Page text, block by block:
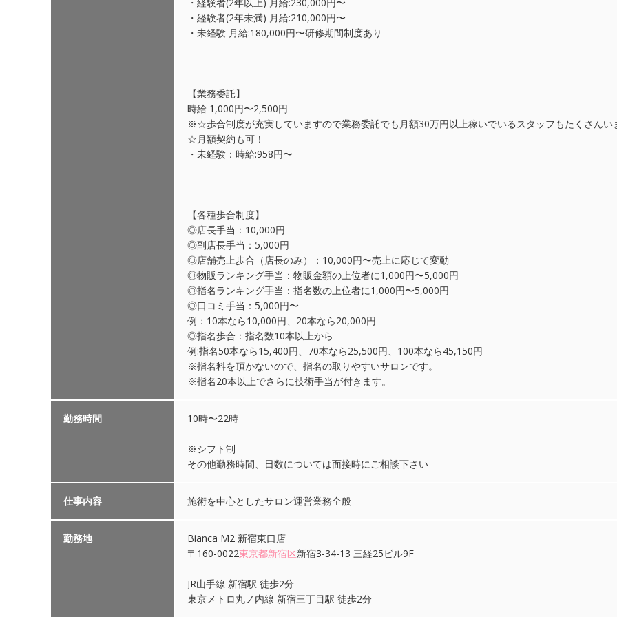
・経験者(2年未満) 月給:210,000円〜
・未経験 月給:180,000円〜研修期間制度あり
【業務委託】
時給 1,000円〜2,500円
※☆歩合制度が充実していますので業務委託でも月額30万円以上稼いでいるスタッフもたくさんい
☆月額契約も可！
・未経験：時給:958円〜
【各種歩合制度】
◎店長手当：10,000円
◎副店長手当：5,000円
◎店舗売上歩合（店長のみ）：10,000円〜売上に応じて変動
◎物販ランキング手当：物販金額の上位者に1,000円〜5,000円
◎指名ランキング手当：指名数の上位者に1,000円〜5,000円
◎口コミ手当：5,000円〜
例：10本なら10,000円、20本なら20,000円
◎指名歩合：指名数10本以上から
例:指名50本なら15,400円、70本なら25,500円、100本なら45,150円
※指名料を頂かないので、指名の取りやすいサロンです。
※指名20本以上でさらに技術手当が付きます。
勤務時間 10時〜22時
※シフト制
その他勤務時間、日数については面接時にご相談下さい
仕事内容 施術を中心としたサロン運営業務全般
勤務地
Bianca M2 新宿東口店
〒160-0022東京都新宿区新宿3-34-13 三経25ビル9F
JR山手線 新宿駅 徒歩2分
東京メトロ丸ノ内線 新宿三丁目駅 徒歩2分